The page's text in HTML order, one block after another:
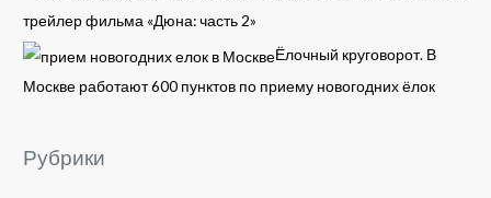
трейлер фильма «Дюна: часть 2»
Ёлочный круговорот. В
Москве работают 600 пунктов по приему новогодних ёлок
Рубрики